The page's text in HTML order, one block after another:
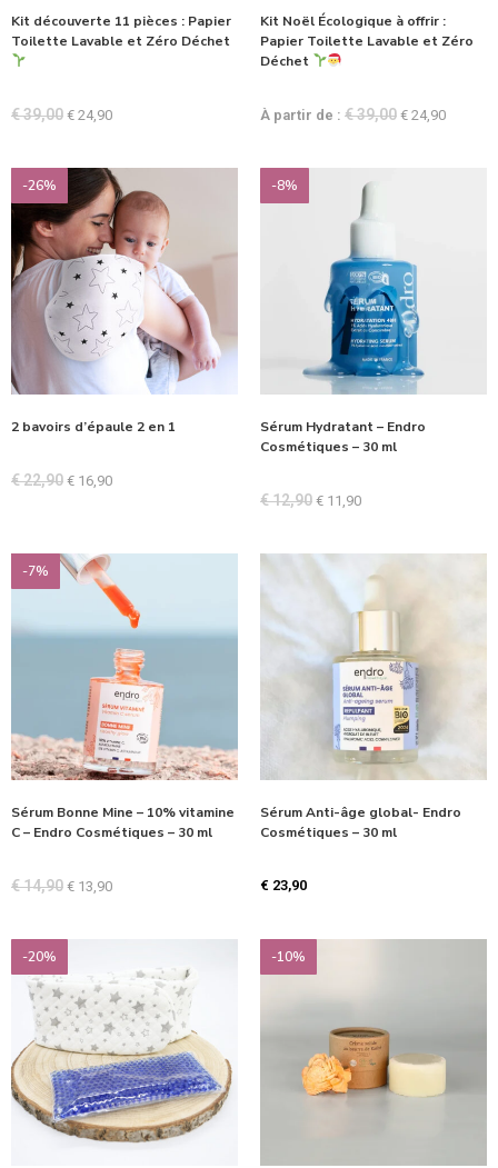
Kit découverte 11 pièces : Papier
Toilette Lavable et Zéro Déchet
€39,00 € 24,90
Kit Noël Écologique à offrir :
Papier Toilette Lavable et Zéro
Déchet
À partir de : €39,00 € 24,90
-26%
2 bavoirs d’épaule 2 en 1
€22,90 € 16,90
-8%
Sérum Hydratant – Endro
Cosmétiques – 30 ml
€12,90 € 11,90
-7%
Sérum Bonne Mine – 10% vitamine
C – Endro Cosmétiques – 30 ml
€14,90 € 13,90
Sérum Anti-âge global- Endro
Cosmétiques – 30 ml
€ 23,90
-20% -10%